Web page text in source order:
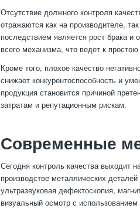
Отсутствие должного контроля
отражаются как на производителе,
последствием является рост брака и
всего механизма, что ведет к
Кроме того, плохое качество
снижает конкурентоспособность и
продукция становится причиной
затратам и репутационным рискам.
Современные
Сегодня контроль качества выходит
производстве металлических
ультразвуковая дефектоскопия,
визуальный осмотр с